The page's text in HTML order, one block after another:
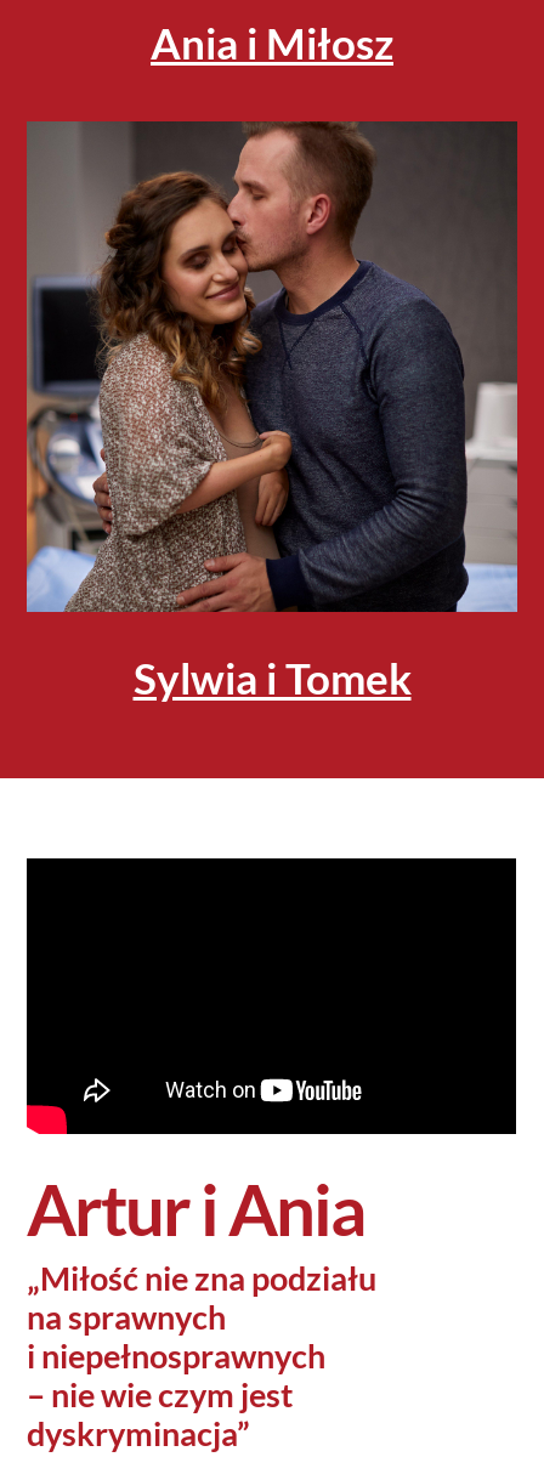
Ania i Miłosz
Sylwia i Tomek
Artur i Ania
„Miłość nie zna podziału
na sprawnych
i niepełnosprawnych
– nie wie czym jest
dyskryminacja”